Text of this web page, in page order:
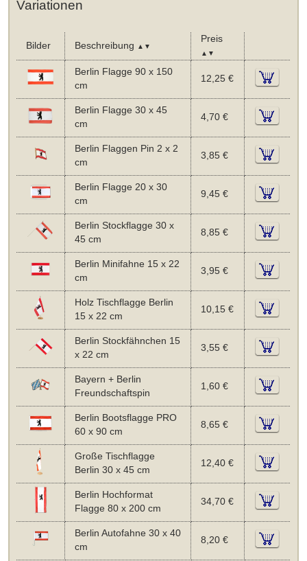
Variationen
Bilder Beschreibung ▲▼
Preis
▲▼
Berlin Flagge 90 x 150
cm
12,25 €
Berlin Flagge 30 x 45
cm
4,70 €
Berlin Flaggen Pin 2 x 2
cm
3,85 €
Berlin Flagge 20 x 30
cm
9,45 €
Berlin Stockflagge 30 x
45 cm
8,85 €
Berlin Minifahne 15 x 22
cm
3,95 €
Holz Tischflagge Berlin
15 x 22 cm
10,15 €
Berlin Stockfähnchen 15
x 22 cm
3,55 €
Bayern + Berlin
Freundschaftspin
1,60 €
Berlin Bootsflagge PRO
60 x 90 cm
8,65 €
Große Tischflagge
Berlin 30 x 45 cm
12,40 €
Berlin Hochformat
Flagge 80 x 200 cm
34,70 €
Berlin Autofahne 30 x 40
cm
8,20 €